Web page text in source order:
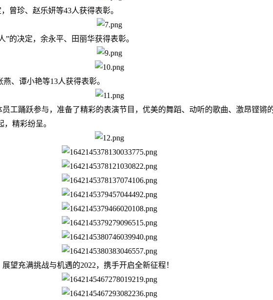
曾珍、赵乐妍等43人获得表彰。
的决定，余永平、田丽华获得表彰。
、谭小艳等13人获得表彰。
工踊跃参与，准备了精彩的表演节目，优美的舞蹈、动听的歌曲、激昂铿锵
精彩纷呈。
望充满挑战与机遇的2022，携手开启全新征程！